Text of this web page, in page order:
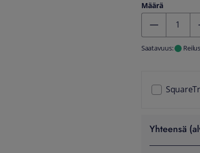
Määrä
Saatavuus:
Yhteensä